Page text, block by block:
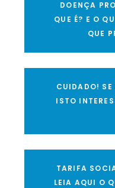
DOENÇA
QUE É? E O
QUE
CUIDADO! SE
ISTO
TARIFA
LEIA AQUI O